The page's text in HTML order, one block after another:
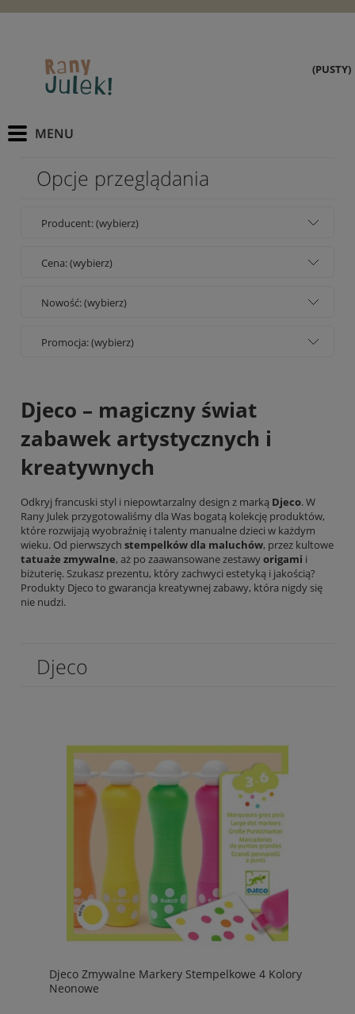
(PUSTY)
Opcje przeglądania
Producent: (wybierz)
Cena: (wybierz)
Nowość: (wybierz)
Promocja: (wybierz)
Djeco – magiczny świat
zabawek artystycznych i
kreatywnych
Odkryj francuski styl i niepowtarzalny design z marką Djeco. W
Rany Julek przygotowaliśmy dla Was bogatą kolekcję produktów,
które rozwijają wyobraźnię i talenty manualne dzieci w każdym
wieku. Od pierwszych stempelków dla maluchów, przez kultowe
tatuaże zmywalne, aż po zaawansowane zestawyorigami i
biżuterię. Szukasz prezentu, który zachwyci estetyką i jakością?
Produkty Djeco to gwarancja kreatywnej zabawy, która nigdy się
nie nudzi.
Djeco
Djeco Zmywalne Markery Stempelkowe 4 Kolory
Neonowe